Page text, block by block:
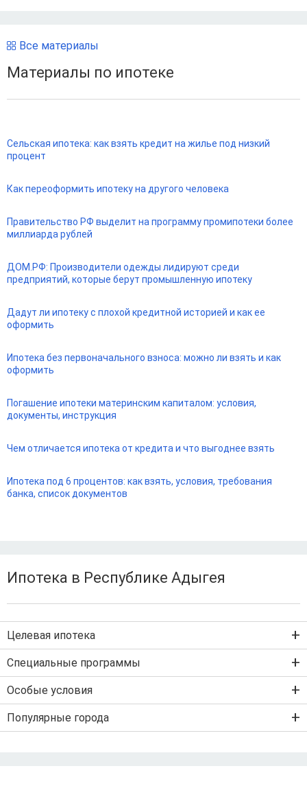
Все материалы
Материалы по ипотеке
Сельская ипотека: как взять кредит на жилье под низкий
процент
Как переоформить ипотеку на другого человека
Правительство РФ выделит на программу промипотеки более
миллиарда рублей
ДОМ.РФ: Производители одежды лидируют среди
предприятий, которые берут промышленную ипотеку
Дадут ли ипотеку с плохой кредитной историей и как ее
оформить
Ипотека без первоначального взноса: можно ли взять и как
оформить
Погашение ипотеки материнским капиталом: условия,
документы, инструкция
Чем отличается ипотека от кредита и что выгоднее взять
Ипотека под 6 процентов: как взять, условия, требования
банка, список документов
Ипотека в Республике Адыгея
Целевая ипотека
Ипотека на вторичку
Ипотека на строительство дома
IT-ипотека
Специальные программы
Военная ипотека
Рефинансирование ипотеки
Особые условия
Ипотека без первого взноса
Популярные города